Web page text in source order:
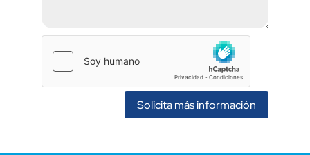
Solicita más información